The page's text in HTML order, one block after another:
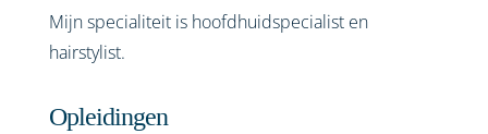
Mijn specialiteit is hoofdhuidspecialist en
hairstylist.
Opleidingen